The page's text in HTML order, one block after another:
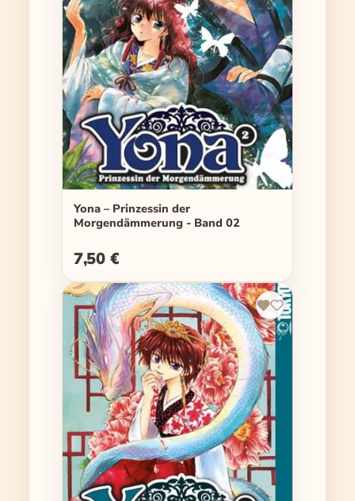
Yona – Prinzessin der
Morgendämmerung - Band 02
Regulärer Preis:
7,50 €